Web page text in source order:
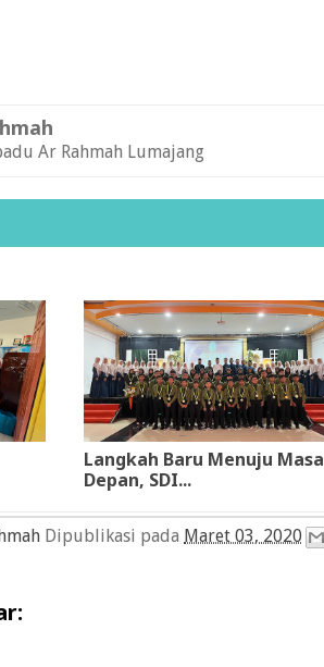
Ar Rahmah Lumajang
Langkah Baru Menuju Masa
Depan, SDI...
Dipublikasi pada Maret 03, 2020